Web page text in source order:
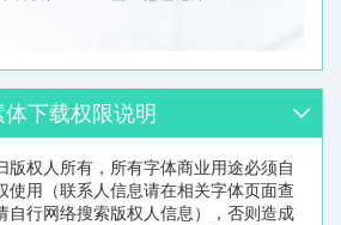
下载权限说明
版权人所有，所有字体商业用途必须自
使用（联系人信息请在相关字体页面查
自行网络搜索版权人信息），否则造成